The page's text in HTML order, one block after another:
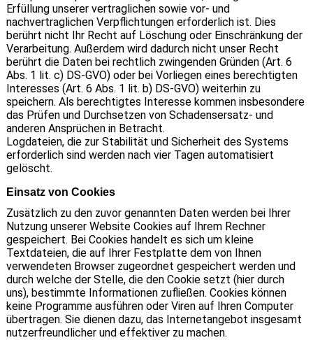
Erfüllung unserer vertraglichen sowie vor- und
nachvertraglichen Verpflichtungen erforderlich ist. Dies
berührt nicht Ihr Recht auf Löschung oder Einschränkung der
Verarbeitung. Außerdem wird dadurch nicht unser Recht
berührt die Daten bei rechtlich zwingenden Gründen (Art. 6
Abs. 1 lit. c) DS-GVO) oder bei Vorliegen eines berechtigten
Interesses (Art. 6 Abs. 1 lit. b) DS-GVO) weiterhin zu
speichern. Als berechtigtes Interesse kommen insbesondere
das Prüfen und Durchsetzen von Schadensersatz- und
anderen Ansprüchen in Betracht.
Logdateien, die zur Stabilität und Sicherheit des Systems
erforderlich sind werden nach vier Tagen automatisiert
gelöscht.
Einsatz von Cookies
Zusätzlich zu den zuvor genannten Daten werden bei Ihrer
Nutzung unserer Website Cookies auf Ihrem Rechner
gespeichert. Bei Cookies handelt es sich um kleine
Textdateien, die auf Ihrer Festplatte dem von Ihnen
verwendeten Browser zugeordnet gespeichert werden und
durch welche der Stelle, die den Cookie setzt (hier durch
uns), bestimmte Informationen zufließen. Cookies können
keine Programme ausführen oder Viren auf Ihren Computer
übertragen. Sie dienen dazu, das Internetangebot insgesamt
nutzerfreundlicher und effektiver zu machen.